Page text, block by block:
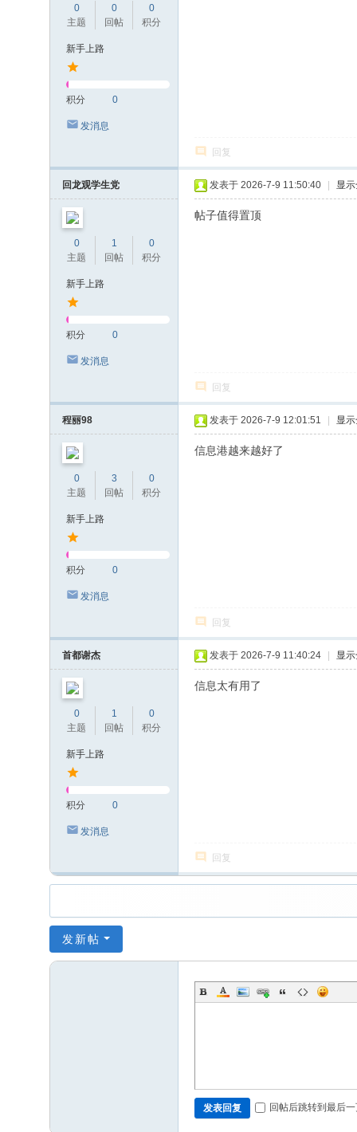
0
主题
0
回帖
0
积分
新手上路
积分 0
发消息
回复
回龙观学生党
0
主题
1
回帖
0
积分
新手上路
积分 0
发消息
发表于 2026-7-9 11:50:40 显
帖子值得置顶
回复
程丽98
0
主题
3
回帖
0
积分
新手上路
积分 0
发消息
发表于 2026-7-9 12:01:51 显
信息港越来越好了
回复
首都谢杰
0
主题
1
回帖
0
积分
新手上路
积分 0
发消息
发表于 2026-7-9 11:40:24 显
信息太有用了
回复
发新帖
发表回复 回帖后跳转到最后